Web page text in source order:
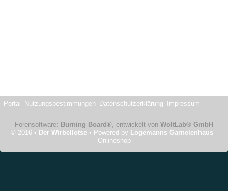
Portal Nutzungsbestimmungen Datenschutzerklärung Impressum
Forensoftware: Burning Board®, entwickelt von WoltLab® GmbH
© 2016 • Der Wirbellotse • Powered by Logemanns Garnelenhaus -
Onlineshop